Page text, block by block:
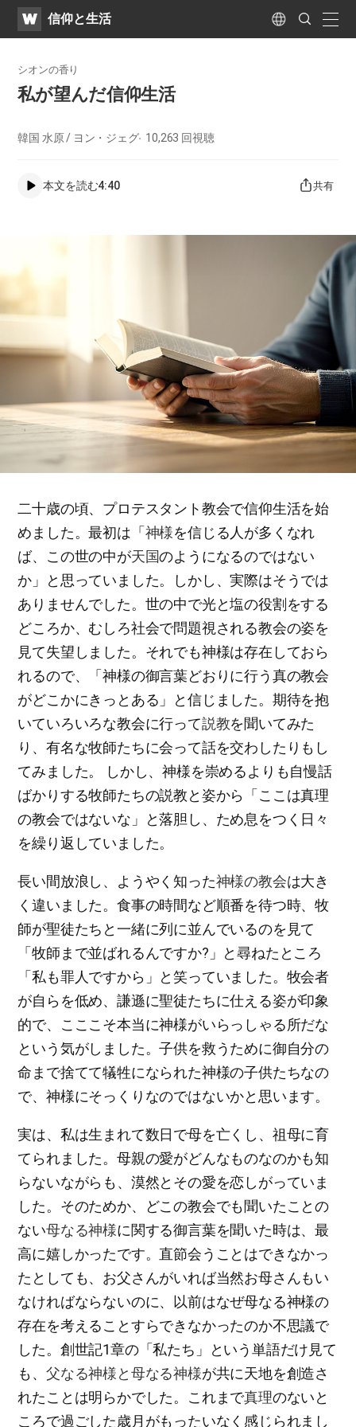
WATV​信仰と生活 Language
Search
Submit
シオンの香り
私が望んだ信仰生活
韓国 水原 / ヨン・ジェグ 10,263 回視聴
本文を読む4:40 共有
二十歳の頃、プロテスタント教会で信仰生活を始
めました。最初は「神様を信じる人が多くなれ
ば、この世の中が天国のようになるのではない
か」と思っていました。しかし、実際はそうでは
ありませんでした。世の中で光と塩の役割をする
どころか、むしろ社会で問題視される教会の姿を
見て失望しました。それでも神様は存在しておら
れるので、「神様の御言葉どおりに行う真の教会
がどこかにきっとある」と信じました。期待を抱
いていろいろな教会に行って説教を聞いてみた
り、有名な牧師たちに会って話を交わしたりもし
てみました。 しかし、神様を崇めるよりも自慢話
ばかりする牧師たちの説教と姿から「ここは真理
の教会ではないな」と落胆し、ため息をつく日々
を繰り返していました。
長い間放浪し、ようやく知った神様の教会は大き
く違いました。食事の時間など順番を待つ時、牧
師が聖徒たちと一緒に列に並んでいるのを見て
「牧師まで並ばれるんですか?」と尋ねたところ
「私も罪人ですから」と笑っていました。牧会者
が自らを低め、謙遜に聖徒たちに仕える姿が印象
的で、こここそ本当に神様がいらっしゃる所だな
という気がしました。子供を救うために御自分の
命まで捨てて犠牲になられた神様の子供たちなの
で、神様にそっくりなのではないかと思います。
実は、私は生まれて数日で母を亡くし、祖母に育
てられました。母親の愛がどんなものなのかも知
らないながらも、漠然とその愛を恋しがっていま
した。そのためか、どこの教会でも聞いたことの
ない母なる神様に関する御言葉を聞いた時は、最
高に嬉しかったです。直節会うことはできなかっ
たとしても、お父さんがいれば当然お母さんもい
なければならないのに、以前はなぜ母なる神様の
存在を考えることすらできなかったのか不思議で
した。創世記1章の「私たち」という単語だけ見て
も、 父なる神様と母なる神様が共に天地を創造さ
れたことは明らかでした。これまで真理のないと
ころで過ごした歳月がもったいなく感じられまし